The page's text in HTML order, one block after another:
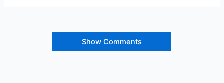
Show Comments